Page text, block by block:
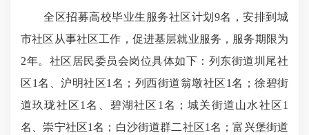
全区招募高校毕业生服务社区计划9名，安排到城
市社区从事社区工作，促进基层就业服务，服务期限为
2年。社区居民委员会岗位具体如下：列东街道圳尾社
区1名、沪明社区1名；列西街道翁墩社区1名；徐碧街
道玖珑社区1名、碧湖社区1名；城关街道山水社区1
名、崇宁社区1名；白沙街道群二社区1名；富兴堡街道